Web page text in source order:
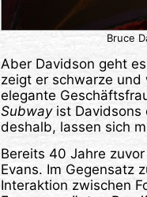
Bruce
Aber Davidson geht
zeigt er schwarze und
elegante
Subwayist Davidsons
deshalb, lassen sich
Bereits 40 Jahre
Evans. Im Gegensatz
Interaktion zwischen